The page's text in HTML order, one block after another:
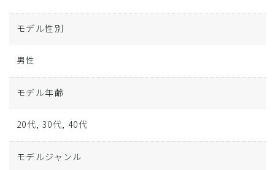
モデル性別
男性
モデル年齢
20代, 30代, 40代
モデルジャンル